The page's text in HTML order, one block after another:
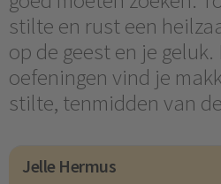
stilte en rust een
op de geest en je geluk.
oefeningen vind je
stilte, tenmidden van
Jelle Hermus